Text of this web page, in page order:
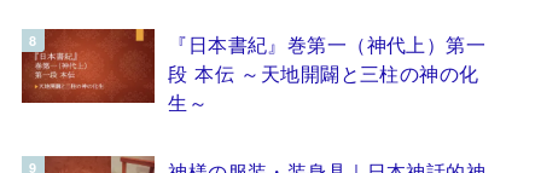
『日本書紀』巻第一（神代上）第一
段 本伝 ～天地開闢と三柱の神の化
生～